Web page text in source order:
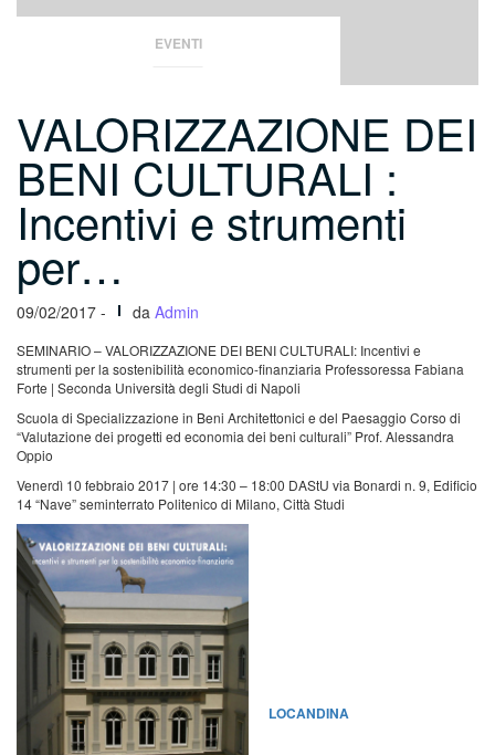
EVENTI
VALORIZZAZIONE DEI
BENI CULTURALI :
Incentivi e strumenti
per…
09/02/2017 - da Admin
SEMINARIO – VALORIZZAZIONE DEI BENI CULTURALI: Incentivi e
strumenti per la sostenibilità economico-finanziaria Professoressa Fabiana
Forte | Seconda Università degli Studi di Napoli
Scuola di Specializzazione in Beni Architettonici e del Paesaggio Corso di
“Valutazione dei progetti ed economia dei beni culturali” Prof. Alessandra
Oppio
Venerdì 10 febbraio 2017 | ore 14:30 – 18:00 DAStU via Bonardi n. 9, Edificio
14 “Nave” seminterrato Politenico di Milano, Città Studi
LOCANDINA